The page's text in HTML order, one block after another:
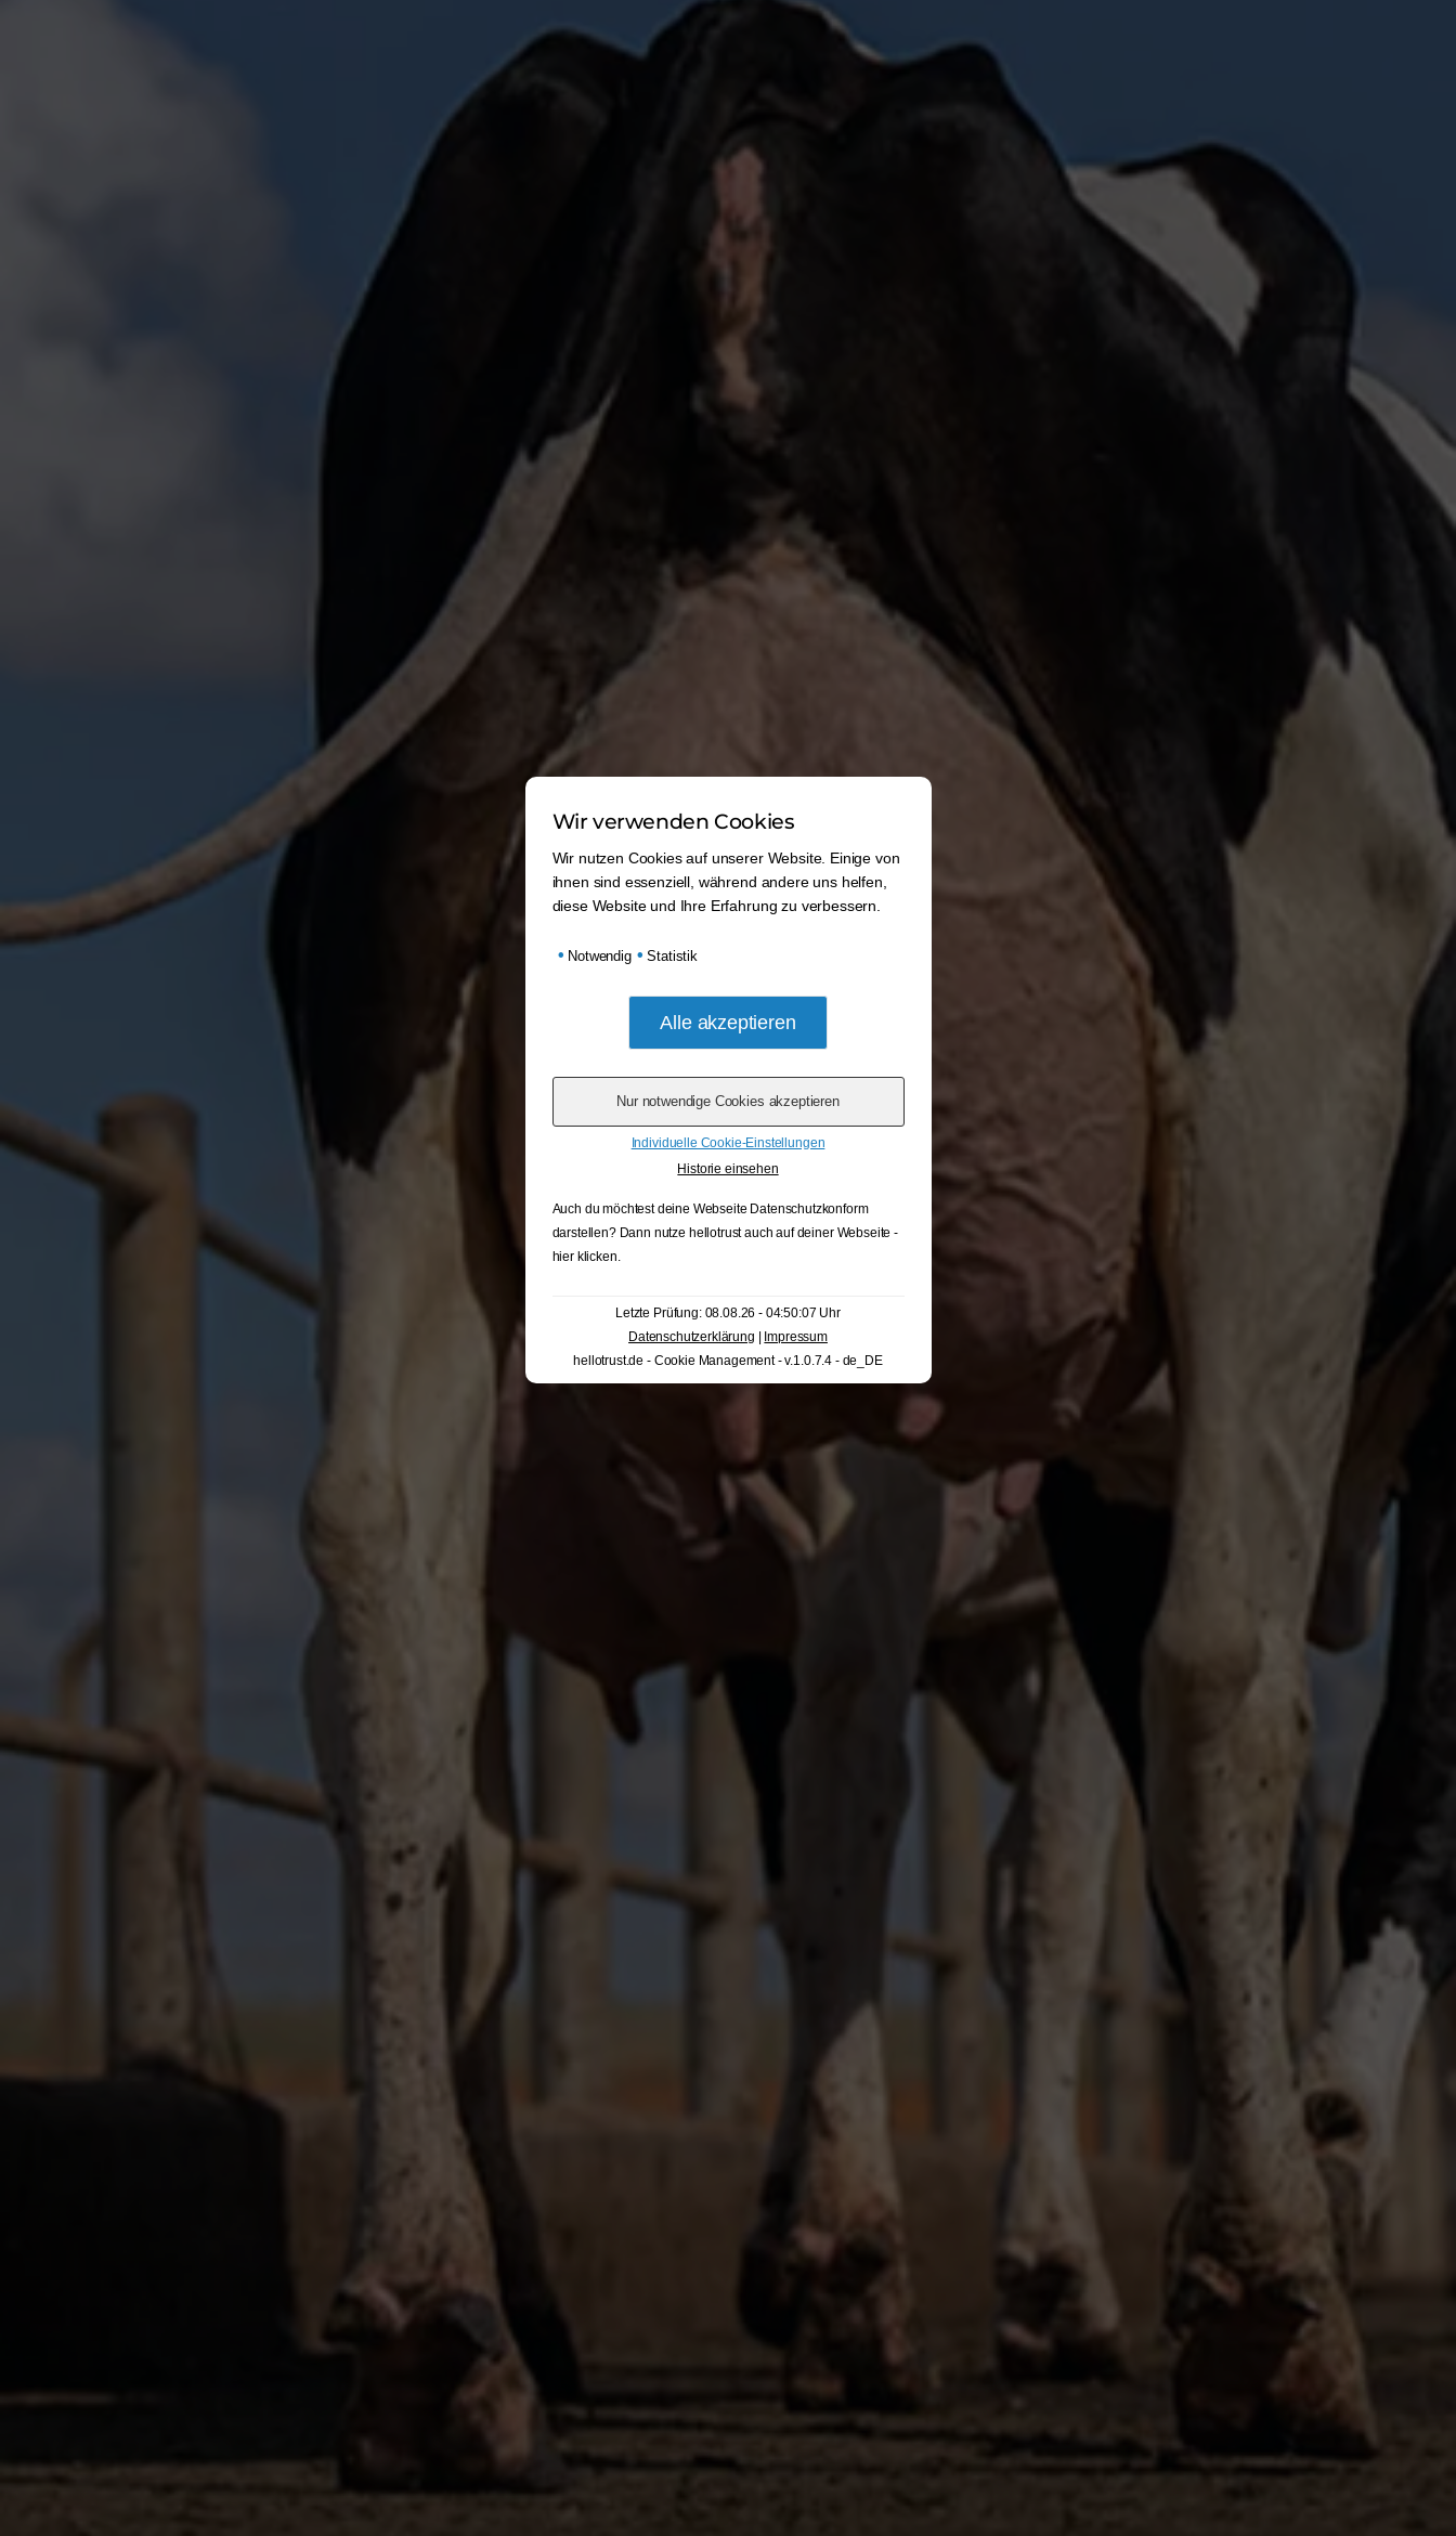
Wir verwenden Cookies
Wir nutzen Cookies auf unserer Website. Einige von
ihnen sind essenziell, während andere uns helfen,
diese Website und Ihre Erfahrung zu verbessern.
• Notwendig • Statistik
Individuelle Cookie-Einstellungen
Historie einsehen
Auch du möchtest deine Webseite Datenschutzkonform
darstellen? Dann nutze hellotrust auch auf deiner Webseite -
hier klicken.
Letzte Prüfung: 08.08.26 - 04:50:07 Uhr
Datenschutzerklärung
Impressum
hellotrust.de - Cookie Management - v.1.0.7.4 - de_DE